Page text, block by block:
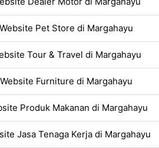
Website Pet Store di Margahayu
Tour & Travel di Margahayu
Website Furniture di Margahayu
Produk Makanan di Margahayu
Jasa Tenaga Kerja di Margahayu